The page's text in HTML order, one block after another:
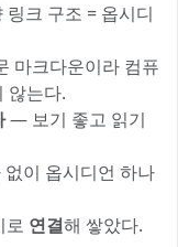
크 구조 = 옵시디
마크다운이라 컴퓨
않는다.
— 보기 좋고 읽기
이 옵시디언 하나
로 연결해 쌓았다.